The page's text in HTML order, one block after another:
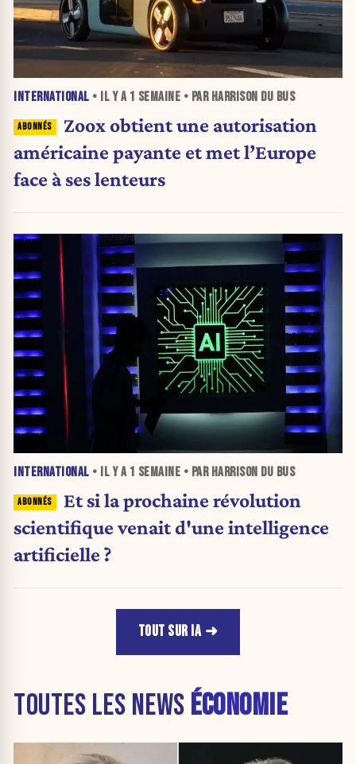
INTERNATIONAL • IL Y A 1 SEMAINE • PAR HARRISON DU BUS
Zoox obtient une autorisation
américaine payante et met l’Europe
face à ses lenteurs
INTERNATIONAL • IL Y A 1 SEMAINE • PAR HARRISON DU BUS
Et si la prochaine révolution
scientifique venait d'une intelligence
artificielle ?
TOUT SUR IA
TOUTES LES NEWS ÉCONOMIE